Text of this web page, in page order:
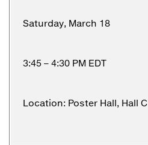
Saturday, March 18
3:45 – 4:30 PM EDT
Location: Poster Hall, Hall C